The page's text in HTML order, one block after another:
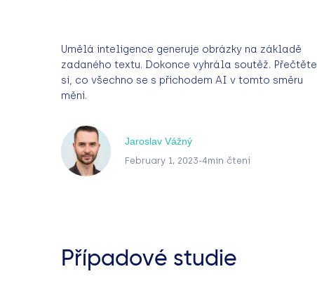
Umělá inteligence generuje obrázky na základě
zadaného textu. Dokonce vyhrála soutěž. Přečtěte
si, co všechno se s příchodem AI v tomto směru
mění.
Jaroslav Vážný
February 1, 2023-4min čtení
Případové studie